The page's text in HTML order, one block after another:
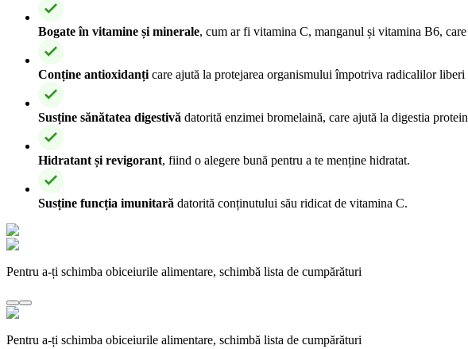
Bogate în vitamine și minerale, cum ar fi vitamina C, manganul și vitamina B6, care
Conține antioxidanți care ajută la protejarea organismului împotriva radicalilor
Susține sănătatea digestivă datorită enzimei bromelaină, care ajută la digestia
Hidratant și revigorant, fiind o alegere bună pentru a te menține hidratat.
Susține funcția imunitară datorită conținutului său ridicat de vitamina C.
Pentru a-ți schimba obiceiurile alimentare, schimbă lista de cumpărături
Pentru a-ți schimba obiceiurile alimentare, schimbă lista de cumpărături